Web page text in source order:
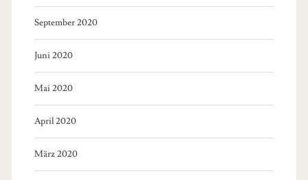
September 2020
Juni 2020
Mai 2020
April 2020
März 2020